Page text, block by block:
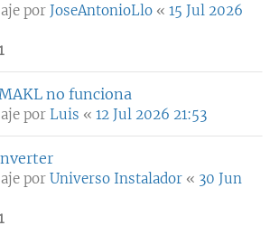
por JoseAntonioLlo « 15 Jul 2026
no funciona
por Luis « 12 Jul 2026 21:53
por Universo Instalador « 30 Jun